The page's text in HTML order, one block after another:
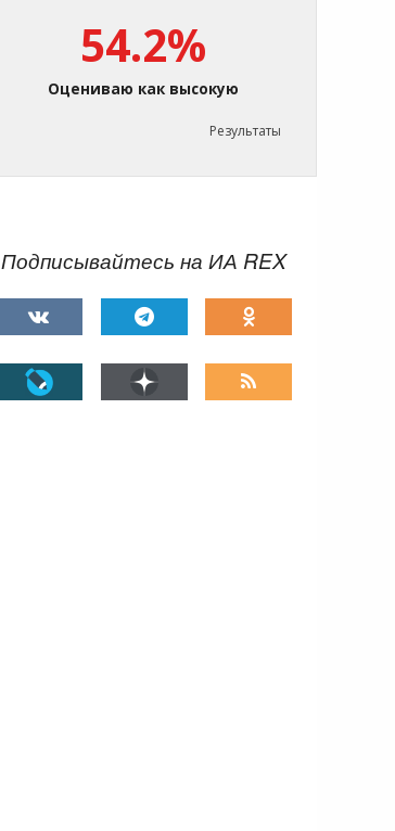
54.2%
Оцениваю как высокую
Результаты
Подписывайтесь на ИА REX